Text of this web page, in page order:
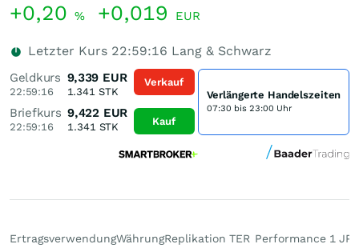
+0,20 % +0,019 EUR
Letzter Kurs 22:59:16 Lang & Schwarz
Geldkurs
22:59:16
9,339 EUR
1.341 STK
Briefkurs
22:59:16
9,422 EUR
1.341 STK
Verkauf
Kauf
Verlängerte Handelszeiten
07:30 bis 23:00 Uhr
ErtragsverwendungWährungReplikation TER Performance 1 J